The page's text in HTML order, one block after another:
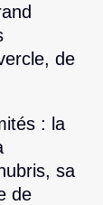
de
: la
sa
de